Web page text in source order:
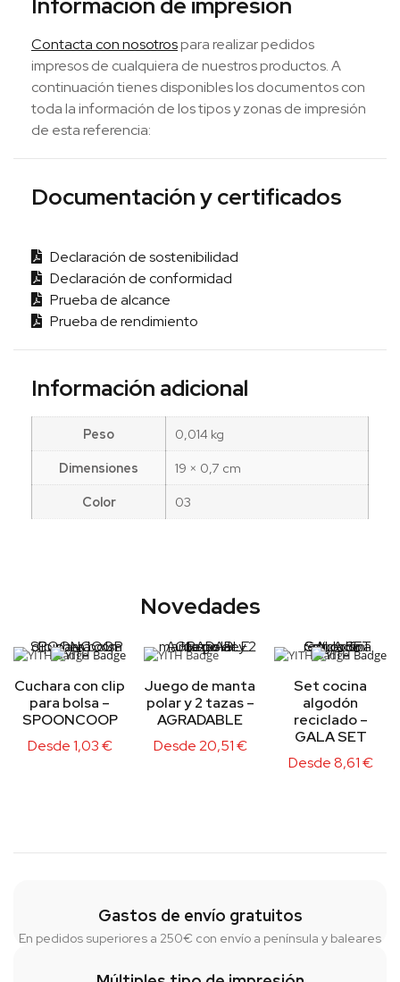
Contacta con nosotrospara realizar pedidos
impresos de cualquiera de nuestros productos. A
continuación tienes disponibles los documentos con
toda la información de los tipos y zonas de impresión
de esta referencia:
Documentación y certificados
Declaración de sostenibilidad
Declaración de conformidad
Prueba de alcance
Prueba de rendimiento
Información adicional
Peso
0,014 kg
Dimensiones
19 × 0,7 cm
Color
03
Novedades
Cuchara con clip
para bolsa –
SPOONCOOP
Desde1,03€
Juego de manta
polar y 2 tazas –
AGRADABLE
Desde20,51€
Set cocina
algodón
reciclado –
GALA SET
Desde8,61€
Gastos de envío gratuitos
En pedidos superiores a 250€ con envío a península y baleares